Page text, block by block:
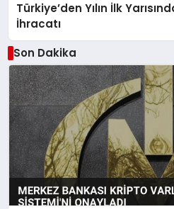
Türkiye’den Yılın İlk
İhracatı
Son Dakika